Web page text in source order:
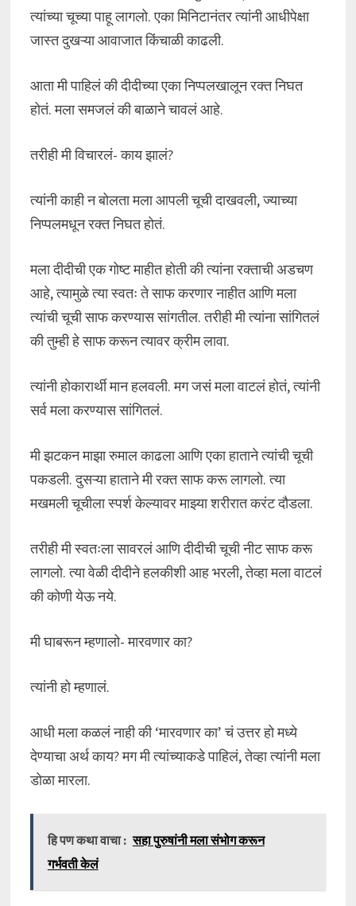
त्यांच्या चूच्या पाहू लागलो. एका मिनिटानंतर त्यांनी आधीपेक्षा
जास्त दुखऱ्या आवाजात किंचाळी काढली.
आता मी पाहिलं की दीदीच्या एका निप्पलखालून रक्त निघत
होतं. मला समजलं की बाळाने चावलं आहे.
तरीही मी विचारलं- काय झालं?
त्यांनी काही न बोलता मला आपली चूची दाखवली, ज्याच्या
निप्पलमधून रक्त निघत होतं.
मला दीदीची एक गोष्ट माहीत होती की त्यांना रक्ताची अडचण
आहे, त्यामुळे त्या स्वतः ते साफ करणार नाहीत आणि मला
त्यांची चूची साफ करण्यास सांगतील. तरीही मी त्यांना सांगितलं
की तुम्ही हे साफ करून त्यावर क्रीम लावा.
त्यांनी होकारार्थी मान हलवली. मग जसं मला वाटलं होतं, त्यांनी
सर्व मला करण्यास सांगितलं.
मी झटकन माझा रुमाल काढला आणि एका हाताने त्यांची चूची
पकडली. दुसऱ्या हाताने मी रक्त साफ करू लागलो. त्या
मखमली चूचीला स्पर्श केल्यावर माझ्या शरीरात करंट दौडला.
तरीही मी स्वतःला सावरलं आणि दीदीची चूची नीट साफ करू
लागलो. त्या वेळी दीदीने हलकीशी आह भरली, तेव्हा मला वाटलं
की कोणी येऊ नये.
मी घाबरून म्हणालो- मारवणार का?
त्यांनी हो म्हणालं.
आधी मला कळलं नाही की ‘मारवणार का’ चं उत्तर हो मध्ये
देण्याचा अर्थ काय? मग मी त्यांच्याकडे पाहिलं, तेव्हा त्यांनी मला
डोळा मारला.
हि पण कथा वाचा : सहा पुरुषांनी मला संभोग करून
गर्भवती केलं